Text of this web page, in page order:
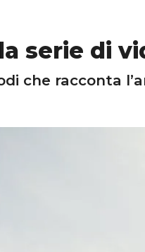
serie di
che racconta